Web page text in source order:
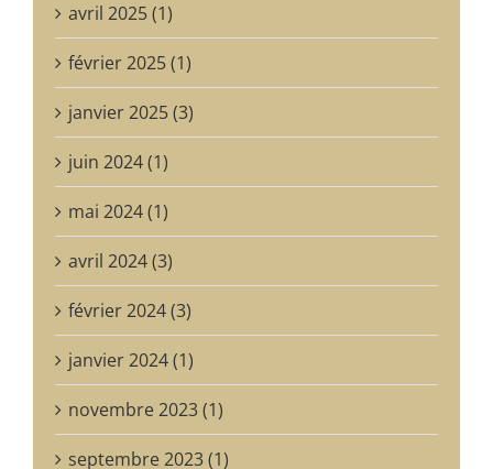
avril 2025 (1)
février 2025 (1)
janvier 2025 (3)
juin 2024 (1)
mai 2024 (1)
avril 2024 (3)
février 2024 (3)
janvier 2024 (1)
novembre 2023 (1)
septembre 2023 (1)